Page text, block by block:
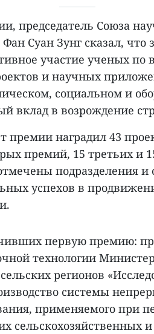
председатель Союза
Суан Зунг сказал, что
участие ученых по
и научных
социальном и
вклад в возрождение
премии наградил 43
премий, 15 третьих и
подразделения и
успехов в
первую премию:
технологии
регионов
системы
применяемого при
сельскохозяйственных